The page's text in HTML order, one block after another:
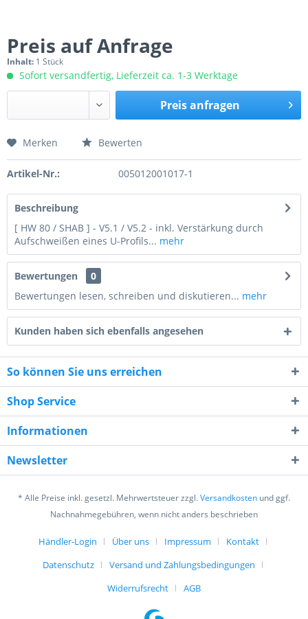
Preis auf Anfrage
Inhalt: 1 Stück
Sofort versandfertig, Lieferzeit ca. 1-3 Werktage
Preis anfragen
Preis anfragen
4 + 6 = ?
Ich habe dieDatenschutzerklärunggelesen,
Mit * gekennzeichnete Felder sind Pflichtfelder.
Senden
Merken Bewerten
Artikel-Nr.: 005012001017-1
Beschreibung
[ HW 80 / SHAB ] - V5.1 / V5.2 - inkl. Verstärkung durch
Aufschweißen eines U-Profils... mehr
Bewertungen
0
Bewertungen lesen, schreiben und diskutieren... mehr
Kunden haben sich ebenfalls angesehen
So können Sie uns erreichen
Shop Service
Informationen
Newsletter
* Alle Preise inkl. gesetzl. Mehrwertsteuer zzgl.Versandkosten und ggf.
Nachnahmegebühren, wenn nicht anders beschrieben
Händler-Login Über uns Impressum
Kontakt
Datenschutz
Versand und Zahlungsbedingungen
Widerrufsrecht
AGB